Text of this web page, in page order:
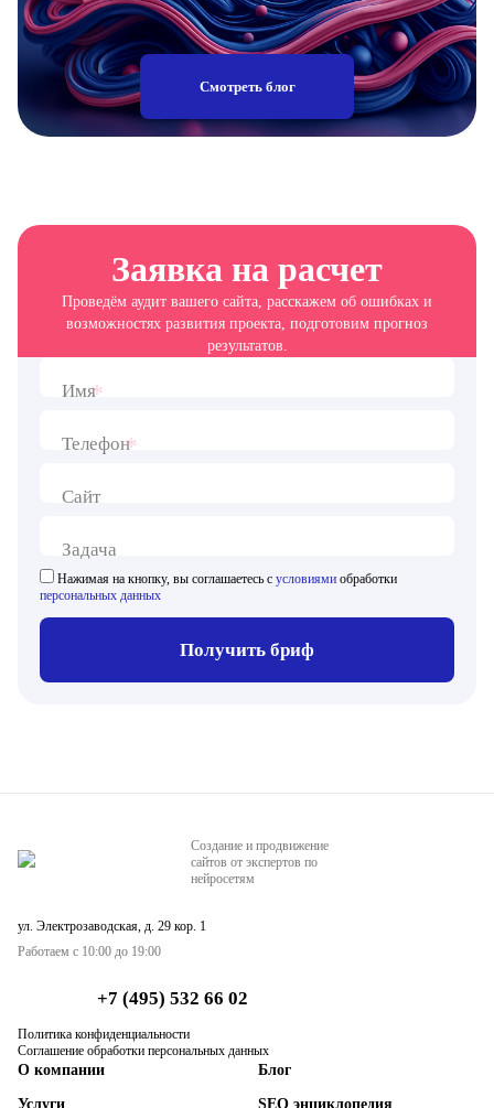
Смотреть блог
Заявка на расчет
Проведём аудит вашего сайта, расскажем об ошибках и
возможностях развития проекта, подготовим прогноз
результатов.
Имя*
Телефон*
Сайт
Задача
Нажимая на кнопку, вы соглашаетесь с условиями обработки
персональных данных
Получить бриф
Создание и продвижение
сайтов от экспертов по
нейросетям
ул. Электрозаводская, д. 29 кор. 1
Работаем с 10:00 до 19:00
+7 (495) 532 66 02
Политика конфиденциальности
Соглашение обработки персональных данных
О компании
Услуги
Блог
SEO энциклопедия